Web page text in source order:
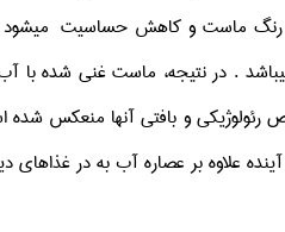
ماست و کاهش حساسیت
. در نتیجه، ماست غنی شدهبا
رئولوژیکیو بافتیآنها منعکس شده
علاوه بر عصارهآببهدر غذاهای